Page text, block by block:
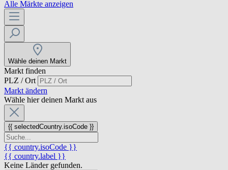
Alle Märkte anzeigen
Wähle deinen Markt
Markt finden
PLZ / Ort
Markt ändern
Wähle hier deinen Markt aus
{{ selectedCountry.isoCode }}
{{ country.isoCode }}
{{ country.label }}
Keine Länder gefunden.